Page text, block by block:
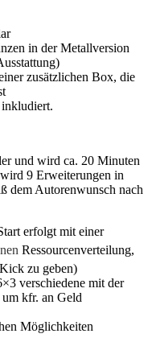
in der Metallversion
zusätzlichen Box, die
inkludiert.
und wird ca. 20 Minuten
9 Erweiterungen in
dem Autorenwunsch nach
erfolgt mit einer
Ressourcenverteilung,
zu geben)
verschiedene mit der
kfr. an Geld
Möglichkeiten